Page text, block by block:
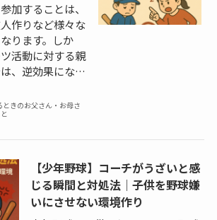
加することは、
作りなど様々な
ります。しか
活動に対する親
、逆効果にな…
きのお父さん・お母さ
【少年野球】コーチがうざいと感
じる瞬間と対処法｜子供を野球嫌
いにさせない環境作り